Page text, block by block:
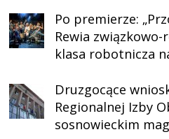
Po premierze:
Rewia
klasa robotnicza
Druzgocące
Regionalnej Izby
sosnowieckim